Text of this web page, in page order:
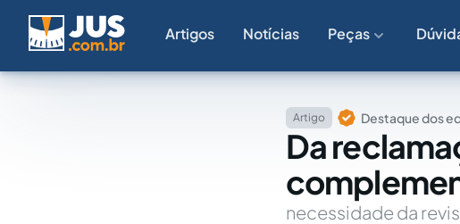
Artigos Notícias Peças
Artigo Destaque dos
Da
necessidade da